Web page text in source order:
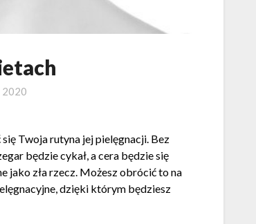
2020
się Twoja rutyna jej pielęgnacji. Bez
będzie cykał, a cera będzie się
jako zła rzecz. Możesz obrócić to na
dzięki którym będziesz